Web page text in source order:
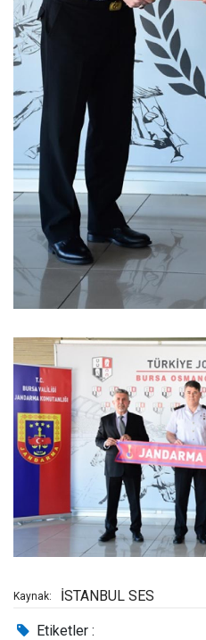
Kaynak: İSTANBUL SES
Etiketler :